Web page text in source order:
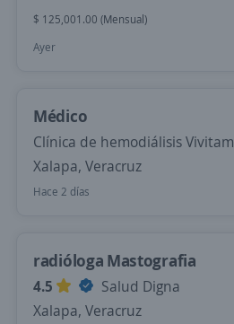
$ 125,001.00 (Mensual)
Ayer
Médico
Clínica de hemodiálisis Vivitam
Xalapa, Veracruz
Hace 2 días
radióloga Mastografia
4.5
Salud Digna
Xalapa, Veracruz